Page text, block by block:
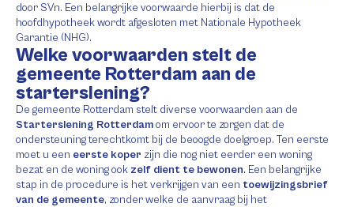
door SVn. Een belangrijke voorwaarde hierbij is dat de
hoofdhypotheek wordt afgesloten met Nationale Hypotheek
Garantie (NHG).
Welke voorwaarden stelt de
gemeente Rotterdam aan de
starterslening?
De gemeente Rotterdam stelt diverse voorwaarden aan de
Starterslening Rotterdamom ervoor te zorgen dat de
ondersteuning terechtkomt bij de beoogde doelgroep. Ten eerste
moet u een eerste koper zijn die nog niet eerder een woning
bezat en de woning ook zelf dient te bewonen. Een belangrijke
stap in de procedure is het verkrijgen van een toewijzingsbrief
van de gemeente, zonder welke de aanvraag bij het